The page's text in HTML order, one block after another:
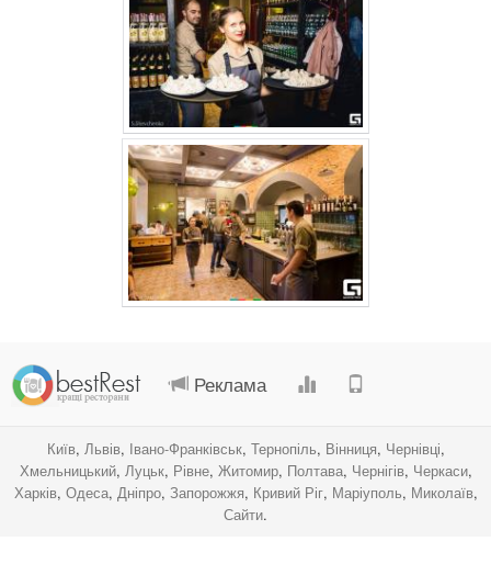
Реклама
Київ, Львів, Івано-Франківськ, Тернопіль, Вінниця, Чернівці,
Хмельницький, Луцьк, Рівне, Житомир, Полтава, Чернігів, Черкаси,
Харків, Одеса, Дніпро, Запорожжя, Кривий Ріг, Маріуполь, Миколаїв,
Сайти.